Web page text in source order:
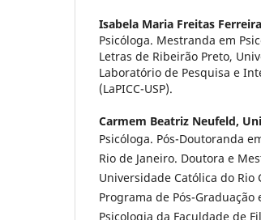
Isabela Maria Freitas
Psicóloga. Mestranda em
Letras de Ribeirão Preto,
Laboratório de Pesquisa e
(LaPICC-USP).
Carmem Beatriz Neufeld,
Psicóloga. Pós-Doutoranda
Rio de Janeiro. Doutora e
Universidade Católica do
Programa de Pós-
Psicologia da Faculdade de